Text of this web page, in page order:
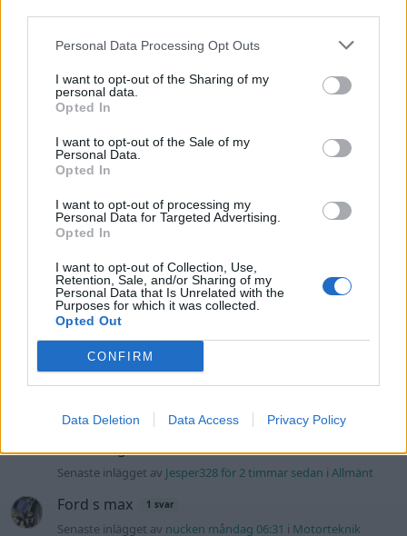
Personal Data Processing Opt Outs
I want to opt-out of the Sharing of my
personal data.
Opted In
I want to opt-out of the Sale of my
Personal Data.
Opted In
I want to opt-out of processing my
Personal Data for Targeted Advertising.
Opted In
I want to opt-out of Collection, Use,
Retention, Sale, and/or Sharing of my
Personal Data that Is Unrelated with the
Purposes for which it was collected.
Opted Out
CONFIRM
Data Deletion Data Access Privacy Policy
Motorvärmare?
hybridbilar
Slipa och polera rinningar
Senaste inlägget av turboblondie tisdag 14:22
Bilvård och
biltvätt
Senaste inlägget avMossan1 tisdag 19:42 Övriga fordon
Senaste inlägget av Mossan1 för 13 timmar sedan iGenerell
felsökning
VW LT35 -04 2.5 TDI dör sporadiskt under
körning, startar direkt efter nyckelcykel.
Delar bytta utan resultat.
1 svar
Senaste inlägget avJesper328 tisdag 12:52iGenerell
Jag tror att folk köper bil av helt fel
anledning.
Senaste inlägget av Jesper328 för 2 timmar sedan iAllmänt
Ford s max 1 svar
Senaste inlägget av nucken måndag 06:31 i Motorteknik